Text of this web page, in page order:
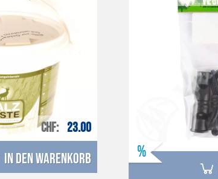
CHF 23.00
in den Warenkorb %